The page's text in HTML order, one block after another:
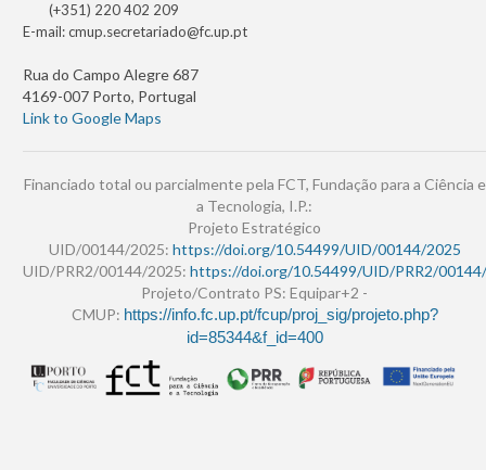
(+351) 220 402 209
E-mail:cmup.secretariado@fc.up.pt
Rua do Campo Alegre 687
4169-007 Porto, Portugal
Link to Google Maps
Financiado total ou parcialmente pela FCT, Fundação para a Ciência e
a Tecnologia, I.P.:
Projeto Estratégico
UID/00144/2025: https://doi.org/10.54499/UID/00144/2025
UID/PRR2/00144/2025: https://doi.org/10.54499/UID/PRR2/
Projeto/Contrato PS: Equipar+2 -
CMUP: https://info.fc.up.pt/fcup/proj_sig/projeto.php?
id=85344&f_id=400